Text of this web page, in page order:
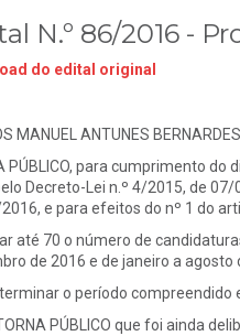
N.º 86/2016 -
do edital original
MANUEL ANTUNES
PÚBLICO, para cumprimento
Decreto-Lei n.º 4/2015, de
e para efeitos do nº 1 do
até 70 o número de
de 2016 e de janeiro a agosto
o período
PÚBLICO que foi ainda